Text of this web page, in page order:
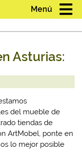
Menú
Asturias:
del mueble de
tiendas de
ArtMobel, ponte en
lo mejor posible